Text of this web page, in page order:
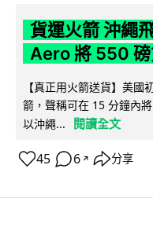
貨運火箭 沖繩
Aero 將 550
【真正用火箭送貨】美
箭，聲稱可在 15 分鐘內
以沖繩...
閱讀全文
45 6 ↗ 分享